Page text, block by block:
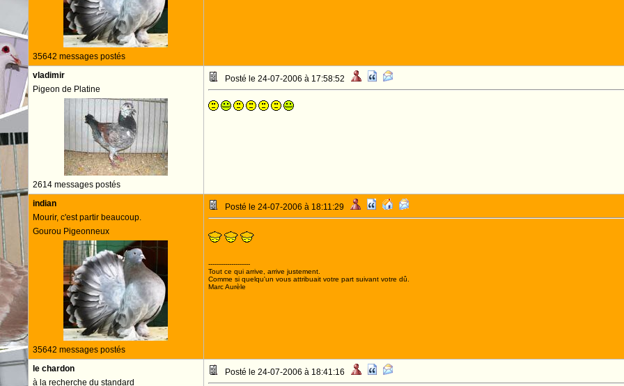
35642 messages postés
vladimir
Pigeon de Platine
2614 messages postés
Posté le 24-07-2006 à 17:58:52
indian
Mourir, c'est partir beaucoup.
Gourou Pigeonneux
35642 messages postés
Posté le 24-07-2006 à 18:11:29
--------------------
Tout ce qui arrive, arrive justement.
Comme si quelqu'un vous attribuait votre part suivant votre dû.
Marc Aurèle
le chardon
à la recherche du standard
Posté le 24-07-2006 à 18:41:16